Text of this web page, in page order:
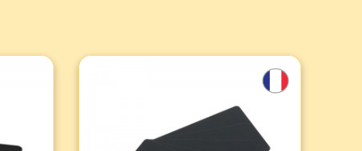
Set mit 100 PVC-Druckkarten
in Top-Qualität - Schwarz /
Matt Finish